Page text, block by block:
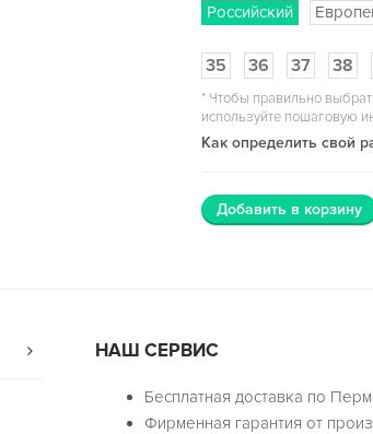
Российский
35 36 37 38
*Чтобы правильно
используйте пошаговую
Как определить свой
Добавить в корзину
НАШ СЕРВИС
Бесплатная доставка по
Фирменная гарантия от